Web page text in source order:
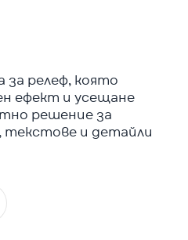
за релеф, която
ефект и усещане
решение за
текстове и детайли